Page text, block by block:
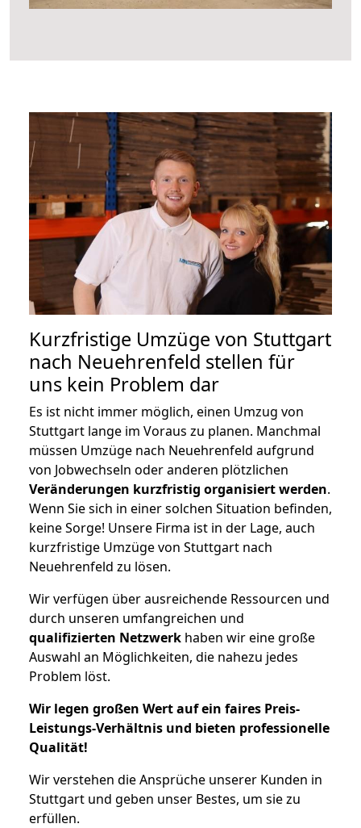
Kurzfristige Umzüge von Stuttgart
nach Neuehrenfeld stellen für
uns kein Problem dar
Es ist nicht immer möglich, einen Umzug von
Stuttgart lange im Voraus zu planen. Manchmal
müssen Umzüge nach Neuehrenfeld aufgrund
von Jobwechseln oder anderen plötzlichen
Veränderungen kurzfristig organisiert werden.
Wenn Sie sich in einer solchen Situation befinden,
keine Sorge! Unsere Firma ist in der Lage, auch
kurzfristige Umzüge von Stuttgart nach
Neuehrenfeld zu lösen.
Wir verfügen über ausreichende Ressourcen und
durch unseren umfangreichen und
qualifizierten Netzwerk haben wir eine große
Auswahl an Möglichkeiten, die nahezu jedes
Problem löst.
Wir legen großen Wert auf ein faires Preis-
Leistungs-Verhältnis und bieten professionelle
Qualität!
Wir verstehen die Ansprüche unserer Kunden in
Stuttgart und geben unser Bestes, um sie zu
erfüllen.